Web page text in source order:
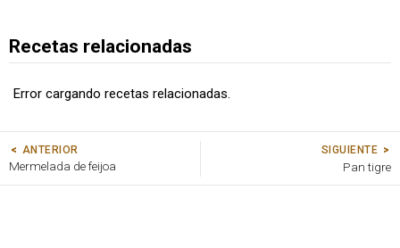
Recetas relacionadas
Error cargando recetas relacionadas.
ANTERIOR
Mermelada de feijoa
SIGUIENTE
Pan tigre